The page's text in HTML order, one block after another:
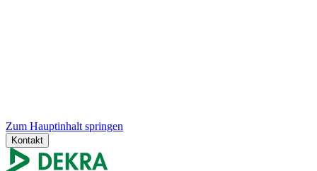
Zum Hauptinhalt springen
Kontakt